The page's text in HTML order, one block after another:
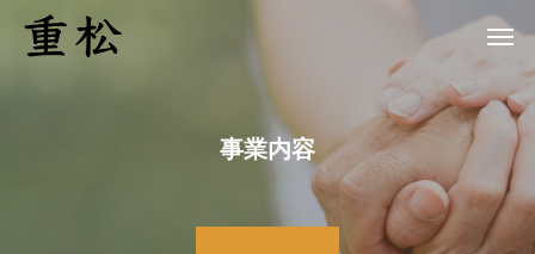
事業内容